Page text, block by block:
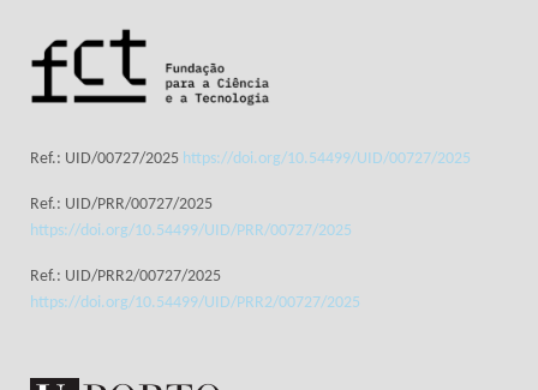
Ref.: UID/00727/2025 https://doi.org/10.54499/UID/00727/2025
Ref.: UID/PRR/00727/2025
https://doi.org/10.54499/UID/PRR/00727/2025
Ref.: UID/PRR2/00727/2025
https://doi.org/10.54499/UID/PRR2/00727/2025